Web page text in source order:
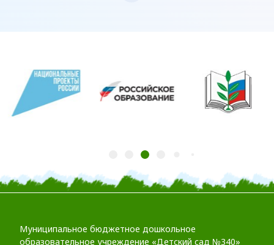
Муниципальное бюджетное дошкольное
образовательное учреждение «Детский сад №340»